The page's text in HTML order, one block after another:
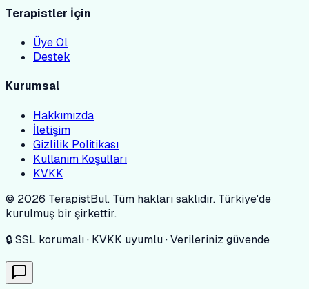
Terapistler İçin
Üye Ol
Destek
Kurumsal
Hakkımızda
İletişim
Gizlilik Politikası
Kullanım Koşulları
KVKK
© 2026 TerapistBul. Tüm hakları saklıdır. Türkiye'de
kurulmuş bir şirkettir.
🔒 SSL korumalı · KVKK uyumlu · Verileriniz güvende